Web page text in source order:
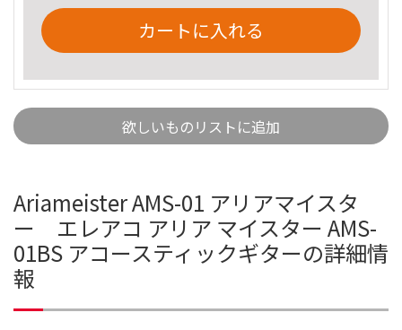
カートに入れる
欲しいものリストに追加
Ariameister AMS-01 アリアマイスタ
ー エレアコ アリア マイスター AMS-
01BS アコースティックギターの詳細情
報